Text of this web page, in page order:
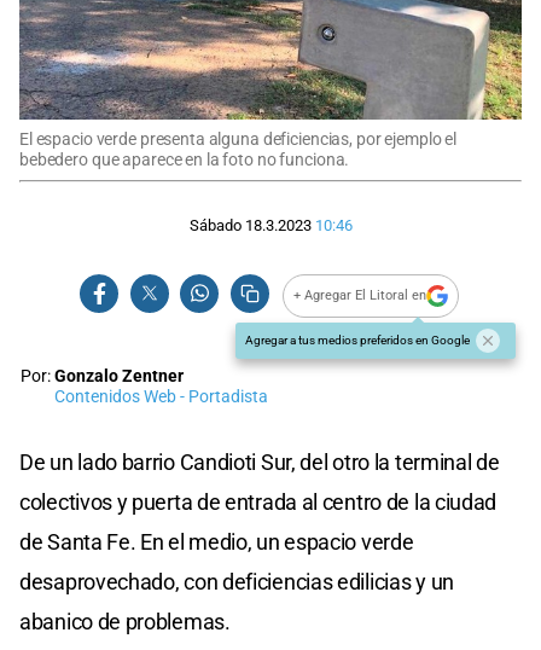
El espacio verde presenta alguna deficiencias, por ejemplo el
bebedero que aparece en la foto no funciona.
Sábado 18.3.2023 10:46
+ Agregar El Litoral en
Agregar a tus medios preferidos en Google
Por:Gonzalo Zentner
Contenidos Web - Portadista
De un lado barrio Candioti Sur, del otro la terminal de
colectivos y puerta de entrada al centro de la ciudad
de Santa Fe. En el medio, un espacio verde
desaprovechado, con deficiencias edilicias y un
abanico de problemas.